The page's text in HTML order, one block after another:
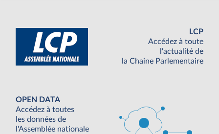
LCP
Accédez à toute
l'actualité de
la Chaine Parlementaire
OPEN DATA
Accédez à toutes
les données de
l'Assemblée nationale